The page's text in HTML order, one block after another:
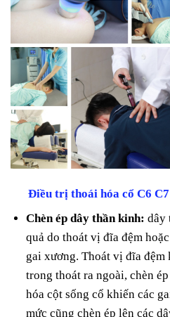
Điều trị thoái hóa cổ C6
Chèn ép dây thần kinh:dây
quả do thoát vị đĩa đệm
gai xương.Thoát vị đĩa đệm
trong thoát ra ngoài, chèn
hóa cột sống cổ khiến các
mức cũng chèn ép lên các